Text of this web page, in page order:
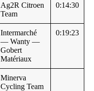
Ag2R Citroen
Team
0:14:30
Intermarché
— Wanty —
Gobert
Matériaux
0:19:23
Minerva
Cycling Team